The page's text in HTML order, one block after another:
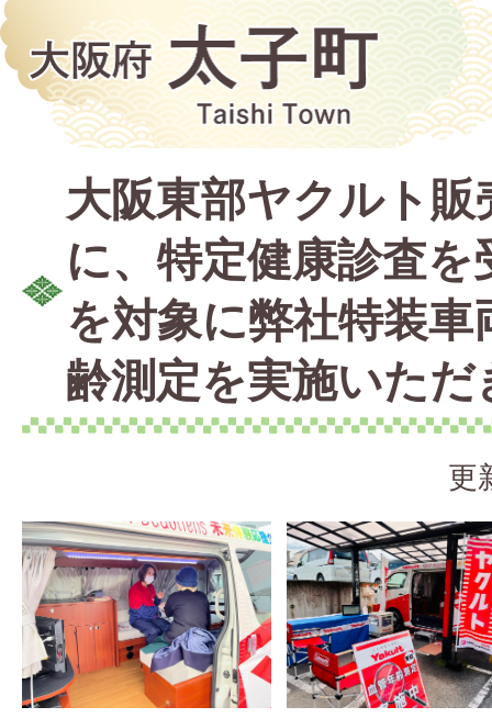
大阪東部ヤクルト
に、特定健康診査
を対象に弊社特装
齢測定を実施いた
更